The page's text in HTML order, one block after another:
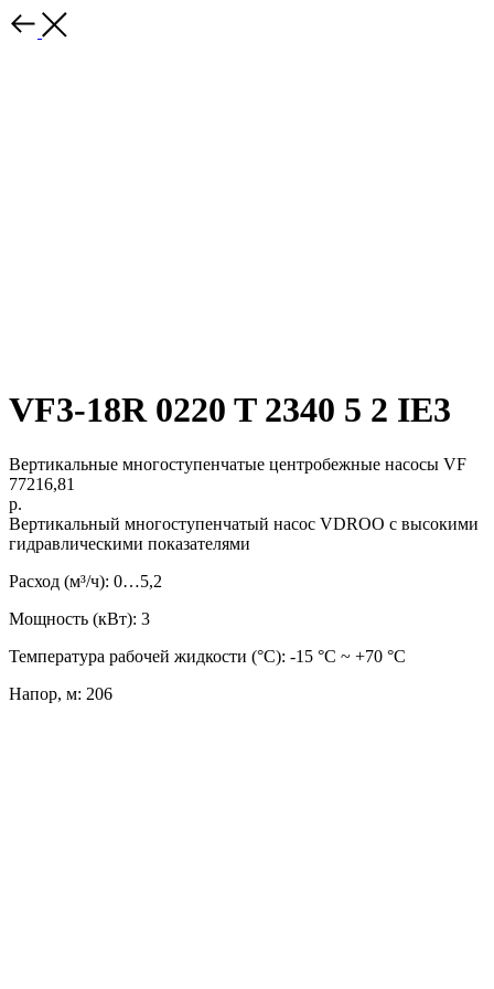
VF3-18R 0220 T 2340 5 2 IE3
Вертикальные многоступенчатые центробежные насосы VF
77216,81
р.
Вертикальный многоступенчатый насос VDROO с высокими
гидравлическими показателями
Расход (м³/ч): 0…5,2
Мощность (кВт): 3
Температура рабочей жидкости (°C): -15 °С ~ +70 °С
Напор, м: 206